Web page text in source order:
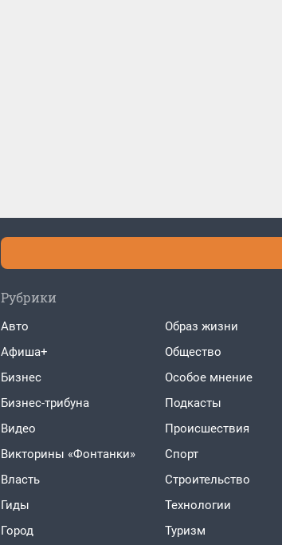
Рубрики
Авто
Афиша+
Бизнес
Бизнес-трибуна
Видео
Викторины «Фонтанки»
Власть
Гиды
Город
Образ жизни
Общество
Особое мнение
Подкасты
Проиcшествия
Спорт
Строительство
Технологии
Туризм